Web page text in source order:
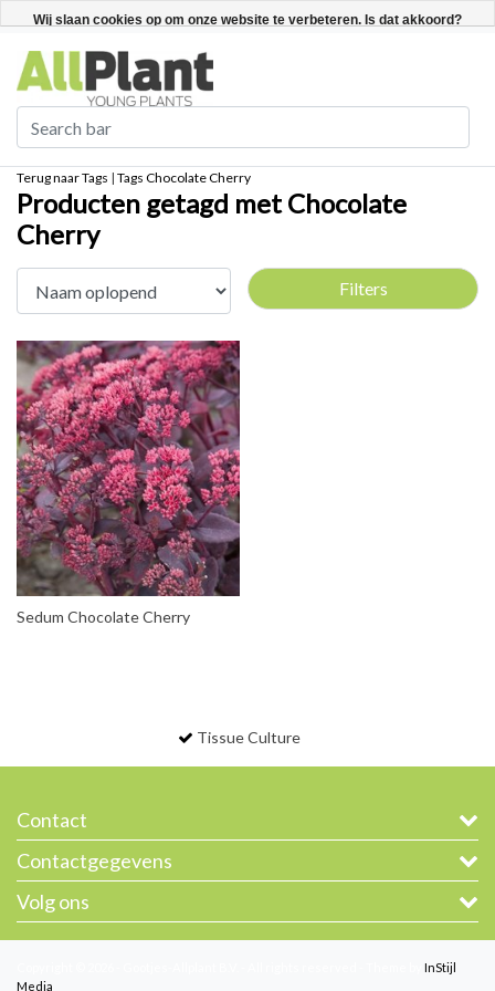
Registreren / Inloggen Nederlands
Terug naar Tags | Tags Chocolate Cherry
Producten getagd met Chocolate
Cherry
Filters
Sedum Chocolate Cherry
Tissue Culture
Contact
Contactgegevens
Volg ons
InStijl
Media
Wij slaan cookies op om onze website te verbeteren. Is dat akkoord?